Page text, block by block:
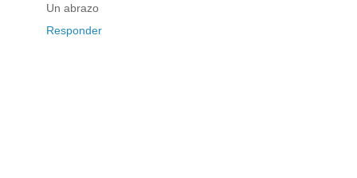
Un abrazo
Responder